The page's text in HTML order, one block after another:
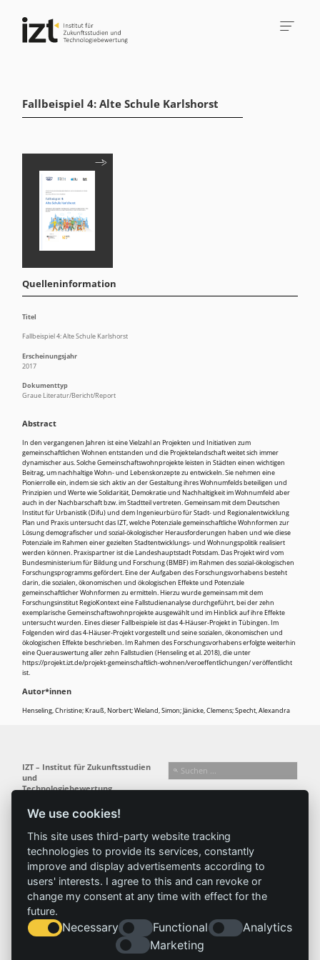
Fallbeispiel 4: Alte Schule Karlshorst
Abstract
In den vergangenen Jahren ist eine Vielzahl an Projekten und Initiativen zum
gemeinschaftlichen Wohnen entstanden und die Projektelandschaft weitet sich immer
dynamischer aus. Solche Gemeinschaftswohnprojekte leisten in Städten einen wichtigen
Beitrag, um nachhaltige Wohn- und Lebenskonzepte zu entwickeln. Sie nehmen eine
Pionierrolle ein, indem sie sich aktiv an der Gestaltung ihres Wohnumfelds beteiligen und
Prinzipien und Werte wie Solidarität, Demokratie und Nachhaltigkeit im Wohnumfeld aber
auch in der Nachbarschaft bzw. im Stadtteil vertreten. Gemeinsam mit dem Deutschen
Institut für Urbanistik (Difu) und dem Ingenieurbüro für Stadt- und Regionalentwicklung
Plan und Praxis untersucht das IZT, welche Potenziale gemeinschaftliche Wohnformen zur
Lösung demografischer und sozial-ökologischer Herausforderungen haben und wie diese
Potenziale im Rahmen einer gezielten Stadtentwicklungs- und Wohnungspolitik realisiert
werden können. Praxispartner ist die Landeshauptstadt Potsdam. Das Projekt wird vom
Bundesministerium für Bildung und Forschung (BMBF) im Rahmen des sozial-ökologischen
Forschungsprogramms gefördert. Eine der Aufgaben des Forschungsvorhabens besteht
darin, die sozialen, ökonomischen und ökologischen Effekte und Potenziale
gemeinschaftlicher Wohnformen zu ermitteln. Hierzu wurde gemeinsam mit dem
Forschungsinstitut RegioKontext eine Fallstudienanalyse durchgeführt, bei der zehn
exemplarische Gemeinschaftswohnprojekte ausgewählt und im Hinblick auf ihre Effekte
untersucht wurden. Eines dieser Fallbeispiele ist das 4-Häuser-Projekt in Tübingen. Im
Folgenden wird das 4-Häuser-Projekt vorgestellt und seine sozialen, ökonomischen und
ökologischen Effekte beschrieben. Im Rahmen des Forschungsvorhabens erfolgte weiterhin
eine Querauswertung aller zehn Fallstudien (Henseling et al. 2018), die unter
https://projekt.izt.de/projekt-gemeinschaftlich-wohnen/veroeffentlichungen/ veröffentlicht
ist.
Autor*innen
Henseling, Christine; Krauß, Norbert; Wieland, Simon; Jänicke, Clemens; Specht, Alexandra
Quelleninformation
Titel
Fallbeispiel 4: Alte Schule Karlshorst
Erscheinungsjahr
2017
Dokumenttyp
Graue Literatur/Bericht/Report
We use cookies!
This site uses third-party website tracking
technologies to provide its services, constantly
improve and display advertisements according to
users' interests. I agree to this and can revoke or
change my consent at any time with effect for the
future.
Necessary Functional
Analytics
Marketing
IZT – Institut für Zukunftsstudien
und
Technologiebewertung
Busseallee 1 · 14163 Berlin
info@izt.de| www.izt.de
Institut
Profil
Team
Gremien
Forschung
Forschungsfelder
Referenz
Ergebnisse
Projekte
Aktuelles
News